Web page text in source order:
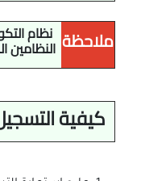
ملاحظة نظام
النظامين
كيفية